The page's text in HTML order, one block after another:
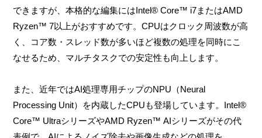
できますが、本格的な編集にはIntel® Core™ i7またはAMD
Ryzen™ 7以上がおすすめです。CPUはクロック周波数が高
く、コア数・スレッド数が多いほど複数の処理を同時にこ
なせるため、マルチタスクでの安定性も向上します。
また、近年ではAI処理専用チップのNPU（Neural
Processing Unit）を内蔵したCPUも登場しています。Intel®
Core™ UltraシリーズやAMD Ryzen™ AIシリーズがその代